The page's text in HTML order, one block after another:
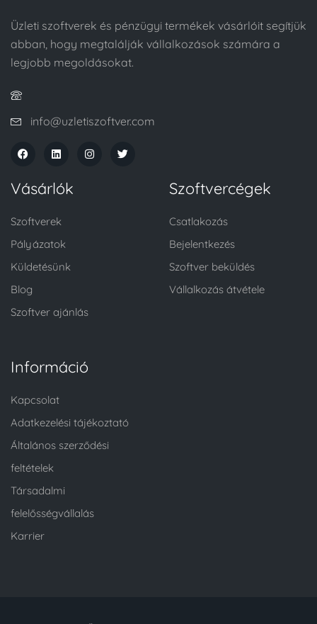
Üzleti szoftverek és pénzügyi termékek vásárlóit segítjük
abban, hogy megtalálják vállalkozások számára a
legjobb megoldásokat.
info@uzletiszoftver.com
Vásárlók
Szoftverek
Pályázatok
Küldetésünk
Blog
Szoftver ajánlás
Szoftvercégek
Csatlakozás
Bejelentkezés
Szoftver beküldés
Vállalkozás átvétele
Információ
Kapcsolat
Adatkezelési tájékoztató
Általános szerződési
feltételek
Társadalmi
felelősségvállalás
Karrier